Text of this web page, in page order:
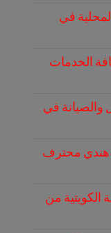
في
الخدمات
والصيانة في
هندي محترف
الكويتية من